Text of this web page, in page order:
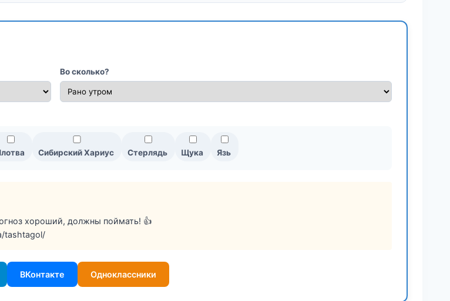
Во сколько?
Сибирский Хариус Стерлядь Щука Язь
хороший, должны поймать! 👍
tashtagol/
ВКонтакте Одноклассники